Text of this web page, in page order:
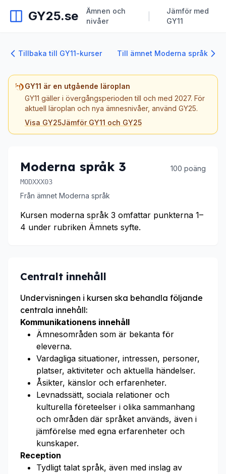
GY25.se
Ämnen och
nivåer
Jämför med
GY11
Tillbaka till GY11-kurser Till ämnet Moderna språk
GY11 är en utgående läroplan
GY11 gäller i övergångsperioden till och med 2027. För
aktuell läroplan och nya ämnesnivåer, använd GY25.
Visa GY25Jämför GY11 och GY25
Moderna språk 3 100 poäng
MODXXX03
Från ämnet Moderna språk
Kursen moderna språk 3 omfattar punkterna 1–
4 under rubriken Ämnets syfte.
Centralt innehåll
Undervisningen i kursen ska behandla följande
centrala innehåll:
Kommunikationens innehåll
Ämnesområden som är bekanta för
eleverna.
Vardagliga situationer, intressen, personer,
platser, aktiviteter och aktuella händelser.
Åsikter, känslor och erfarenheter.
Levnadssätt, sociala relationer och
kulturella företeelser i olika sammanhang
och områden där språket används, även i
jämförelse med egna erfarenheter och
kunskaper.
Reception
Tydligt talat språk, även med inslag av